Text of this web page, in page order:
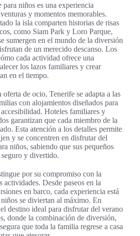
niños es una experiencia
y momentos memorables.
la isla comparten historias de risas
como Siam Park y Loro Parque,
sumergen en el mundo de la diversión
de un merecido descanso. Los
cada actividad ofrece una
los lazos familiares y crear
en el tiempo.
oferta de ocio, Tenerife se adapta a las
con alojamientos diseñados para
Hoteles familiares y
garantizan que cada miembro de la
Esta atención a los detalles permite
y se concentren en disfrutar del
niños, sabiendo que sus pequeños
seguro y divertido.
por su compromiso con la
actividades. Desde paseos en la
en barco, cada experiencia está
se diviertan al máximo. En
destino ideal para disfrutar del verano
donde la combinación de diversión,
que toda la familia regrese a casa